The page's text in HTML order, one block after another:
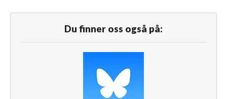
Du finner oss også på: